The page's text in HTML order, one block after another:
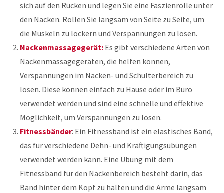
sich auf den Rücken und legen Sie eine Faszienrolle unter
den Nacken. Rollen Sie langsam von Seite zu Seite, um
die Muskeln zu lockern und Verspannungen zu lösen.
Nackenmassagegerät: Es gibt verschiedene Arten von
Nackenmassagegeräten, die helfen können,
Verspannungen im Nacken- und Schulterbereich zu
lösen. Diese können einfach zu Hause oder im Büro
verwendet werden und sind eine schnelle und effektive
Möglichkeit, um Verspannungen zu lösen.
Fitnessbänder: Ein Fitnessband ist ein elastisches Band,
das für verschiedene Dehn- und Kräftigungsübungen
verwendet werden kann. Eine Übung mit dem
Fitnessband für den Nackenbereich besteht darin, das
Band hinter dem Kopf zu halten und die Arme langsam